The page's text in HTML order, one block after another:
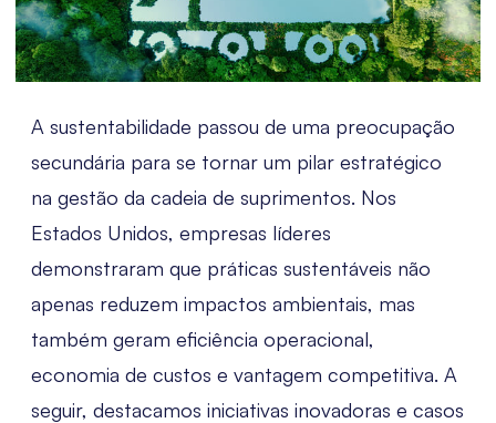
A sustentabilidade passou de uma preocupação
secundária para se tornar um pilar estratégico
na gestão da cadeia de suprimentos. Nos
Estados Unidos, empresas líderes
demonstraram que práticas sustentáveis não
apenas reduzem impactos ambientais, mas
também geram eficiência operacional,
economia de custos e vantagem competitiva. A
seguir, destacamos iniciativas inovadoras e casos